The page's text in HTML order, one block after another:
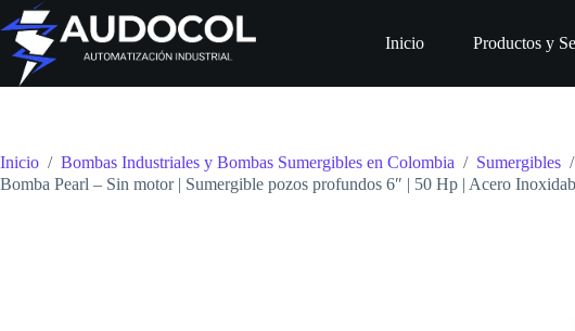
Saltar
al
contenido
Inicio Productos y
Inicio / Bombas Industriales y Bombas Sumergibles en Colombia / Sumergibles /
Bomba Pearl – Sin motor | Sumergible pozos profundos 6″ | 50 Hp | Acero